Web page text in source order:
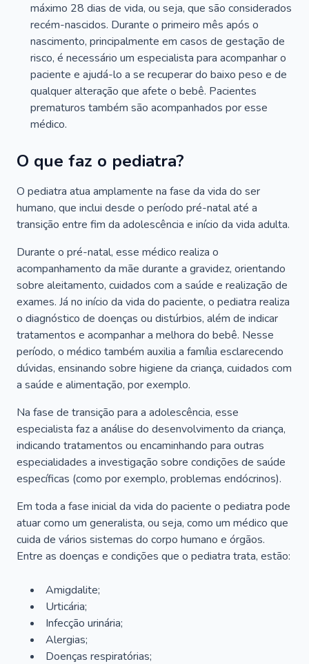
máximo 28 dias de vida, ou seja, que são considerados
recém-nascidos. Durante o primeiro mês após o
nascimento, principalmente em casos de gestação de
risco, é necessário um especialista para acompanhar o
paciente e ajudá-lo a se recuperar do baixo peso e de
qualquer alteração que afete o bebê. Pacientes
prematuros também são acompanhados por esse
médico.
O que faz o pediatra?
O pediatra atua amplamente na fase da vida do ser
humano, que inclui desde o período pré-natal até a
transição entre fim da adolescência e início da vida adulta.
Durante o pré-natal, esse médico realiza o
acompanhamento da mãe durante a gravidez, orientando
sobre aleitamento, cuidados com a saúde e realização de
exames. Já no início da vida do paciente, o pediatra realiza
o diagnóstico de doenças ou distúrbios, além de indicar
tratamentos e acompanhar a melhora do bebê. Nesse
período, o médico também auxilia a família esclarecendo
dúvidas, ensinando sobre higiene da criança, cuidados com
a saúde e alimentação, por exemplo.
Na fase de transição para a adolescência, esse
especialista faz a análise do desenvolvimento da criança,
indicando tratamentos ou encaminhando para outras
especialidades a investigação sobre condições de saúde
específicas (como por exemplo, problemas endócrinos).
Em toda a fase inicial da vida do paciente o pediatra pode
atuar como um generalista, ou seja, como um médico que
cuida de vários sistemas do corpo humano e órgãos.
Entre as doenças e condições que o pediatra trata, estão:
Amigdalite;
Urticária;
Infecção urinária;
Alergias;
Doenças respiratórias;